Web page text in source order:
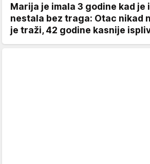
Marija je imala 3 godine kad je
nestala bez traga: Otac nikad
je traži, 42 godine kasnije